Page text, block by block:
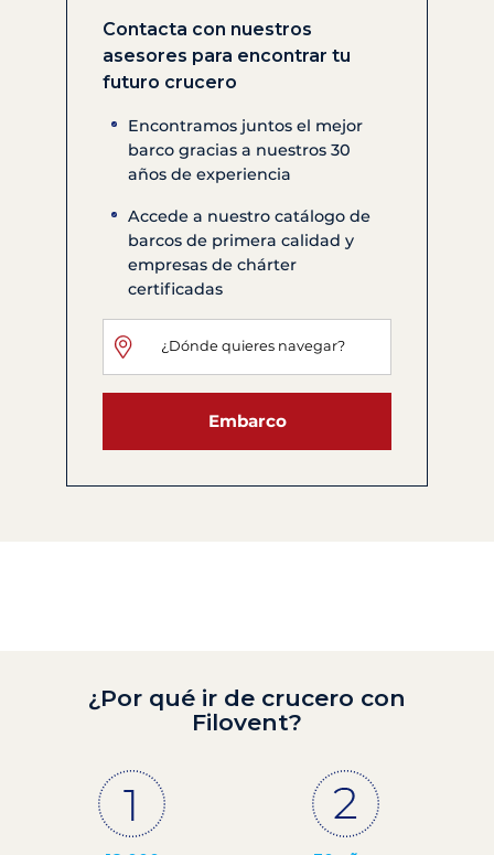
Contacta con nuestros
asesores para encontrar tu
futuro crucero
Encontramos juntos el mejor
barco gracias a nuestros 30
años de experiencia
Accede a nuestro catálogo de
barcos de primera calidad y
empresas de chárter
certificadas
Embarco
¿Por qué ir de crucero con
Filovent?